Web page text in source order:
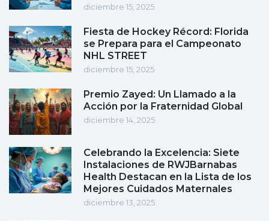
diciembre 15, 2025
Fiesta de Hockey Récord: Florida
se Prepara para el Campeonato
NHL STREET
diciembre 15, 2025
Premio Zayed: Un Llamado a la
Acción por la Fraternidad Global
diciembre 14, 2025
Celebrando la Excelencia: Siete
Instalaciones de RWJBarnabas
Health Destacan en la Lista de los
Mejores Cuidados Maternales
diciembre 13, 2025